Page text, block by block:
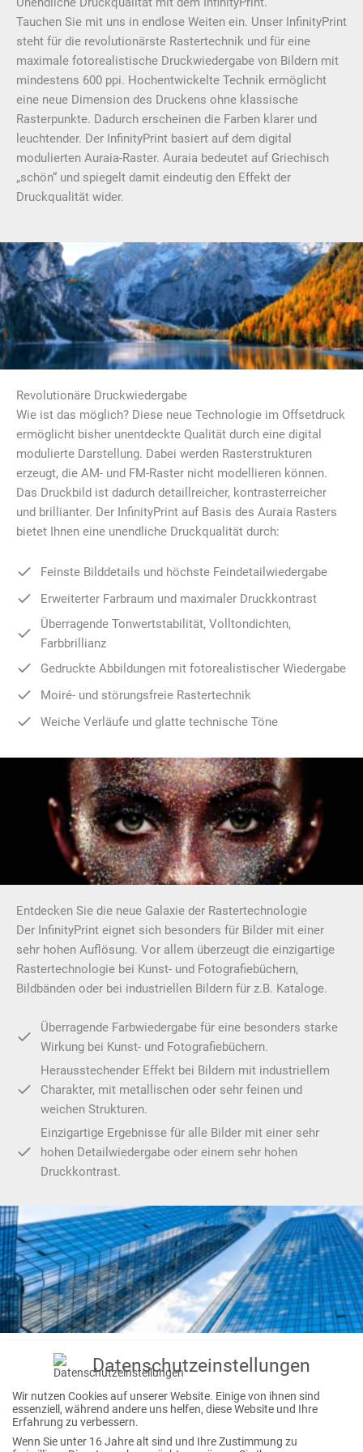
Tauchen Sie mit uns in endlose Weiten ein. Unser InfinityPrint
steht für die revolutionärste Rastertechnik und für eine
maximale fotorealistische Druckwiedergabe von Bildern mit
mindestens 600 ppi. Hochentwickelte Technik ermöglicht
eine neue Dimension des Druckens ohne klassische
Rasterpunkte. Dadurch erscheinen die Farben klarer und
leuchtender. Der InfinityPrint basiert auf dem digital
modulierten Auraia-Raster. Auraia bedeutet auf Griechisch
„schön“ und spiegelt damit eindeutig den Effekt der
Druckqualität wider.
Revolutionäre Druckwiedergabe
Wie ist das möglich? Diese neue Technologie im Offsetdruck
ermöglicht bisher unentdeckte Qualität durch eine digital
modulierte Darstellung. Dabei werden Rasterstrukturen
erzeugt, die AM- und FM-Raster nicht modellieren können.
Das Druckbild ist dadurch detaillreicher, kontrasterreicher
und brillianter. Der InfinityPrint auf Basis des Auraia Rasters
bietet Ihnen eine unendliche Druckqualität durch:
Feinste Bilddetails und höchste Feindetailwiedergabe
Erweiterter Farbraum und maximaler Druckkontrast
Überragende Tonwertstabilität, Volltondichten,
Farbbrillianz
Gedruckte Abbildungen mit fotorealistischer Wiedergabe
Moiré- und störungsfreie Rastertechnik
Weiche Verläufe und glatte technische Töne
Entdecken Sie die neue Galaxie der Rastertechnologie
Der InfinityPrint eignet sich besonders für Bilder mit einer
sehr hohen Auflösung. Vor allem überzeugt die einzigartige
Rastertechnologie bei Kunst- und Fotografiebüchern,
Bildbänden oder bei industriellen Bildern für z.B. Kataloge.
Überragende Farbwiedergabe für eine besonders starke
Wirkung bei Kunst- und Fotografiebüchern.
Herausstechender Effekt bei Bildern mit industriellem
Charakter, mit metallischen oder sehr feinen und
weichen Strukturen.
Einzigartige Ergebnisse für alle Bilder mit einer sehr
hohen Detailwiedergabe oder einem sehr hohen
Druckkontrast.
Starten Sie Ihre neue Mission!
Blicken Sie selbst in die Sterne: Fordern Sie jetzt Ihre
InfinityPrint Box mit allen Infos an. Wir schicken Ihnen diese
gerne zu!
Datenschutzeinstellungen
Wir nutzen Cookies auf unserer Website. Einige von ihnen sind
essenziell, während andere uns helfen, diese Website und Ihre
Erfahrung zu verbessern.
Wenn Sie unter 16 Jahre alt sind und Ihre Zustimmung zu